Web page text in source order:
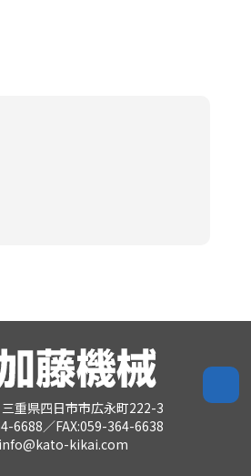
重県四日市市広永町222-3
6688／FAX:059-364-6638
kikai.com